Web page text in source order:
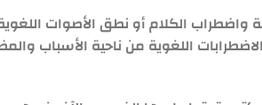
الكلام أو نطق الأصوات
اللغوية من ناحية الأسباب